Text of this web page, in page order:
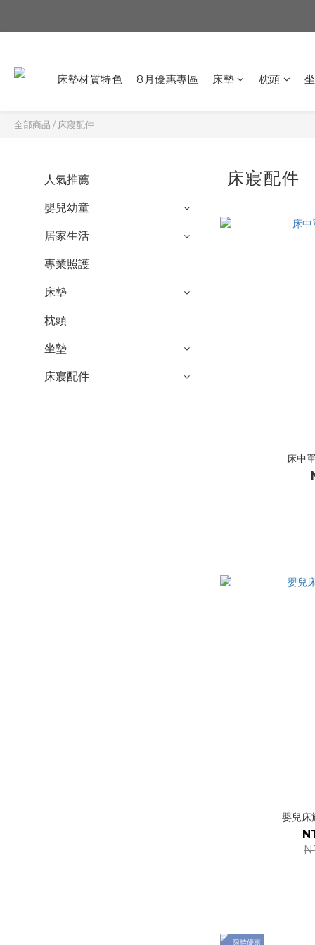
床墊材質特色 8月優惠專區 床墊 枕頭
全部商品 / 床寢配件
人氣推薦
嬰兒幼童
居家生活
專業照護
床墊
枕頭
坐墊
床寢配件
床寢配件
床中
嬰兒床
限時優惠